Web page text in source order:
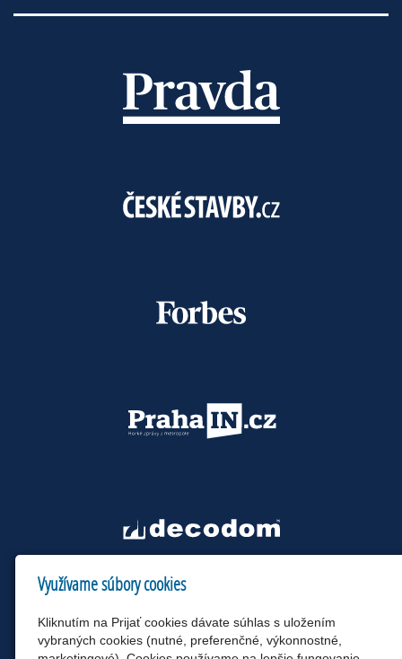
Využívame súbory cookies
Kliknutím na Prijať cookies dávate súhlas s uložením
vybraných cookies (nutné, preferenčné, výkonnostné,